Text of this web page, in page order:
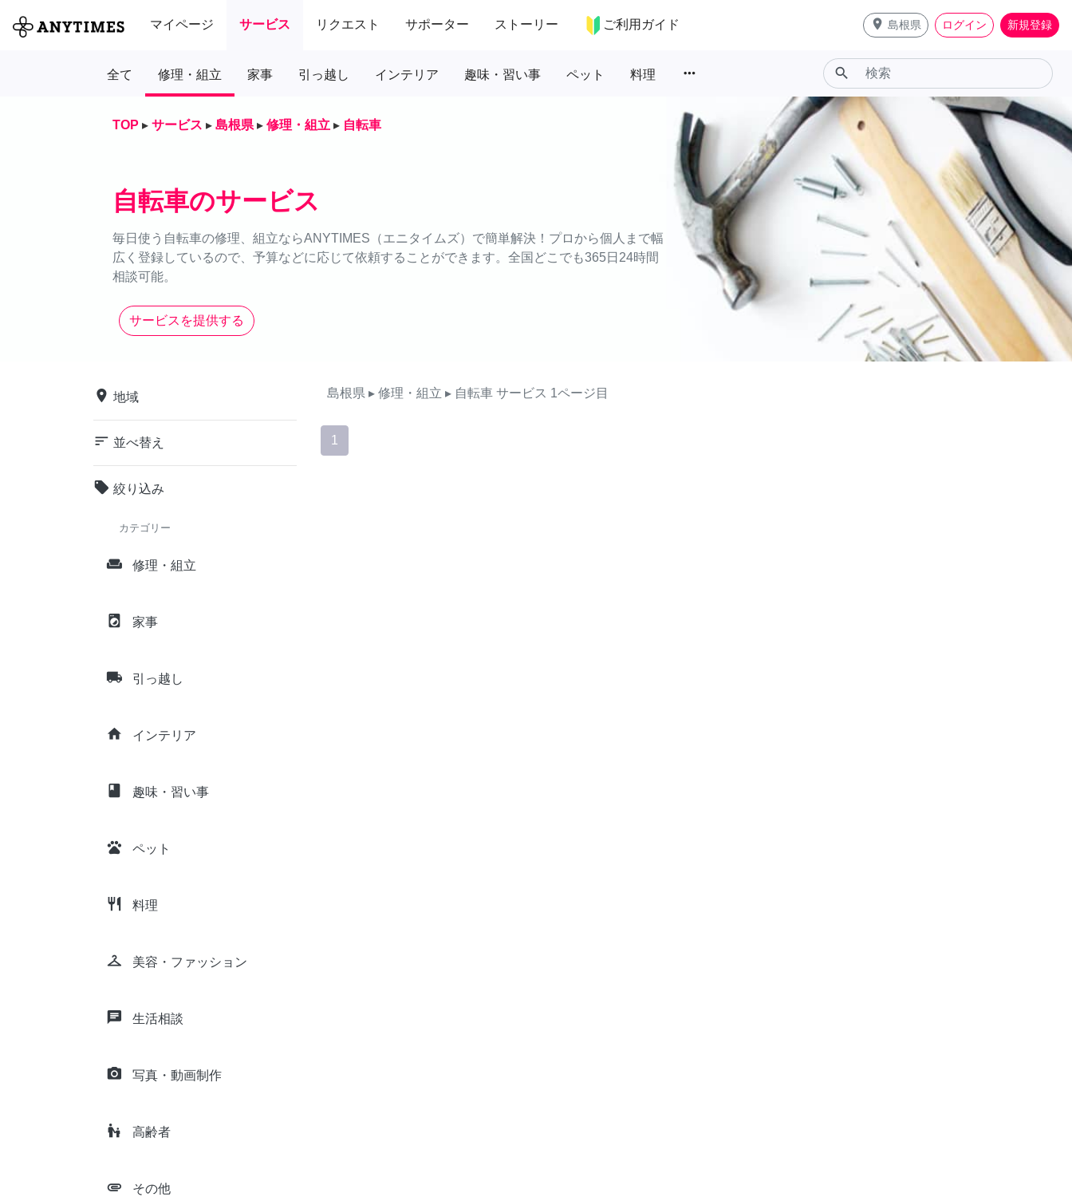
マイページ サービス リクエスト サポーター ストーリー ご利用ガイド place 島根県 ログイン 新規登録
全て 修理・組立 家事 引っ越し インテリア 趣味・習い事 ペット 料理 more_horiz search
TOP ▸ サービス ▸ 島根県 ▸ 修理・組立 ▸ 自転車
自転車のサービス
毎日使う自転車の修理、組立ならANYTIMES（エニタイムズ）で簡単解決！プロから個人まで幅
広く登録しているので、予算などに応じて依頼することができます。全国どこでも365日24時間
相談可能。
サービスを提供する
place 地域
sort 並べ替え
local_offer 絞り込み
カテゴリー
weekend 修理・組立
local_laundry_service 家事
local_shipping 引っ越し
home インテリア
class 趣味・習い事
pets ペット
restaurant 料理
checkroom 美容・ファッション
chat 生活相談
camera_alt 写真・動画制作
escalator_warning 高齢者
attachment その他
島根県 ▸ 修理・組立 ▸ 自転車 サービス 1ページ目
1